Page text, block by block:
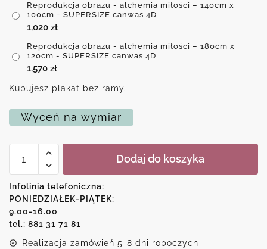
Reprodukcja obrazu - alchemia miłości – 140cm x
100cm - SUPERSIZE canwas 4D
1,020 zł
Reprodukcja obrazu - alchemia miłości – 180cm x
120cm - SUPERSIZE canwas 4D
1,570 zł
Kupujesz plakat bez ramy.
Wyceń na wymiar
Reprodukcja
alchemia
miłości
Dodaj do koszyka
Infolinia telefoniczna:
PONIEDZIAŁEK-PIĄTEK:
9.00-16.00
tel.: 881 31 71 81
Realizacja zamówień 5-8 dni roboczych